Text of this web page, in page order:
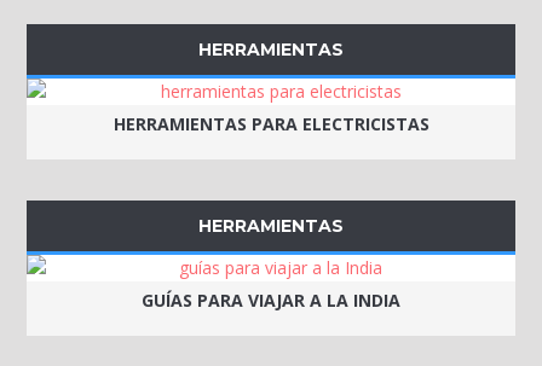
HERRAMIENTAS
HERRAMIENTAS PARA ELECTRICISTAS
HERRAMIENTAS
GUÍAS PARA VIAJAR A LA INDIA